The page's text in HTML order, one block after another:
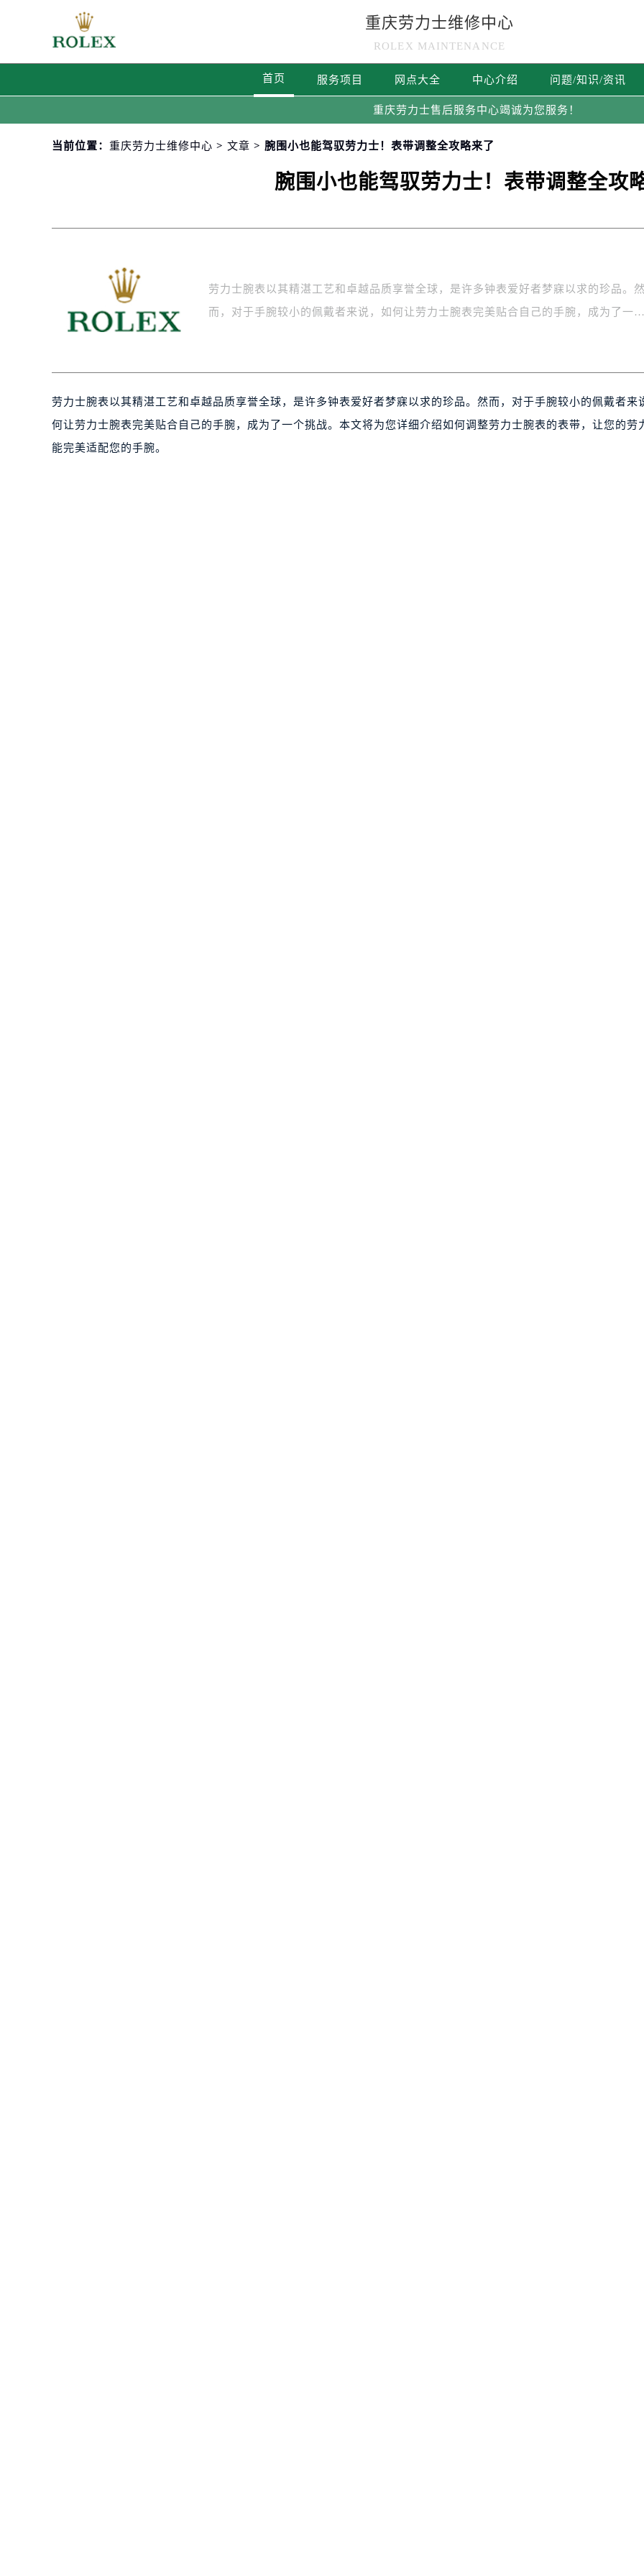
重庆劳力士维修中心
ROLEX MAINTENANCE
首页 服务项目 网点大全 中心介绍 问题/知识/资讯
重庆劳力士售后服务中心竭诚为您服务！
当前位置： 重庆劳力士维修中心 > 文章 > 腕围小也能驾驭劳力士！表带调整全攻略来了
腕围小也能驾驭劳力士！表带调整全攻
劳力士腕表以其精湛工艺和卓越品质享誉全球，是许多钟表爱好者梦寐以求的珍品。
而，对于手腕较小的佩戴者来说，如何让劳力士腕表完美贴合自己的手腕，成为了一
劳力士腕表以其精湛工艺和卓越品质享誉全球，是许多钟表爱好者梦寐以求的珍品。然而，对于手腕较小的佩戴者来
何让劳力士腕表完美贴合自己的手腕，成为了一个挑战。本文将为您详细介绍如何调整劳力士腕表的表带，让您的劳
能完美适配您的手腕。